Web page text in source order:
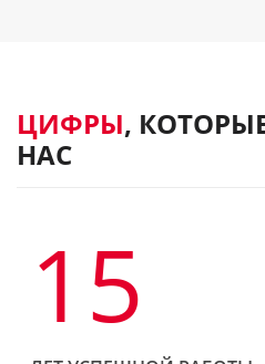
ЦИФРЫ,
НАС
15